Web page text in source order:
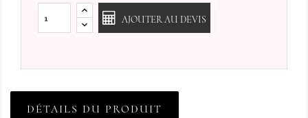
AJOUTER AU DEVIS
DÉTAILS DU PRODUIT